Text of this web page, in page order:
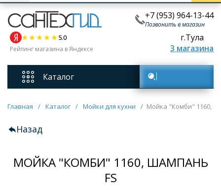
+7 (953) 964-13-44
Позвонить в магазин
5.0
Рейтинг магазина в Яндексе
г.Тула
3 магазина
Каталог
Смесители
Унитазы
Мебель для ванных комнат
Главная / Каталог / Мойки для кухни / Мойка "Комби" 1160,
Назад
МОЙКА "КОМБИ" 1160, ШАМПАНЬ
FS